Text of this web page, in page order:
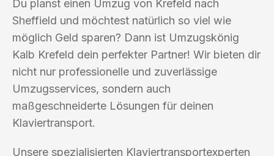
Du planst einen Umzug von Krefeld nach
Sheffield und möchtest natürlich so viel wie
möglich Geld sparen? Dann ist Umzugskönig
Kalb Krefeld dein perfekter Partner! Wir bieten dir
nicht nur professionelle und zuverlässige
Umzugsservices, sondern auch
maßgeschneiderte Lösungen für deinen
Klaviertransport.
Unsere spezialisierten Klaviertransportexperten